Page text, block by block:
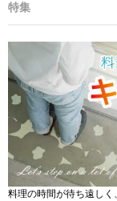
特集
料理の時間が待ち遠し